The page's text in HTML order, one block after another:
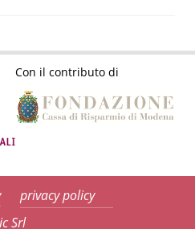
Con il contributo di
privacy policy
Srl